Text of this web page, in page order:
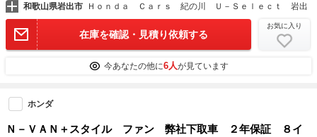
和歌山県岩出市 Ｈｏｎｄａ Ｃａｒｓ 紀の川 Ｕ－Ｓｅｌｅｃｔ 岩出
在庫を確認・見積り依頼する
お気に入り
今あなたの他に6人が見ています
ホンダ
Ｎ－ＶＡＮ＋スタイル ファン 弊社下取車 ２年保証 ８イ